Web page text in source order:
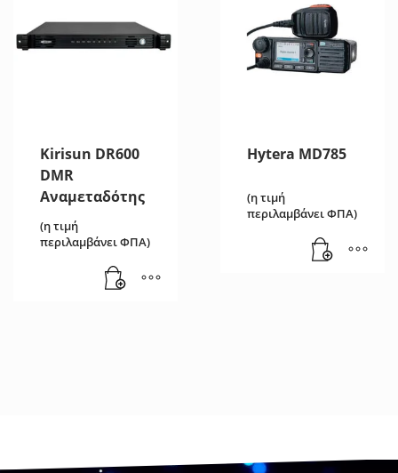
Kirisun DR600
DMR
Αναμεταδότης
(η τιμή
περιλαμβάνει ΦΠΑ)
Hytera MD785
(η τιμή
περιλαμβάνει ΦΠΑ)